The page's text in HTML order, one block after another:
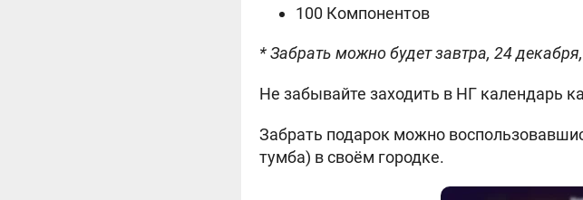
100 Компонентов
* Забрать можно будет завтра, 24
Не забывайте заходить в НГ календарь
Забрать подарок можно
тумба) в своём городке.